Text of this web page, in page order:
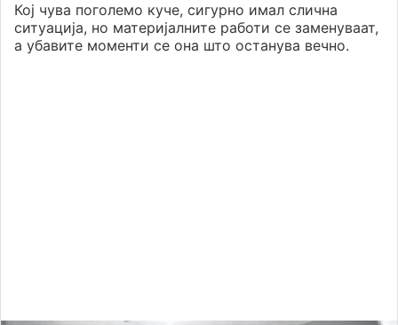
Кој чува поголемо куче, сигурно имал слична
ситуација, но материјалните работи се заменуваат,
а убавите моменти се она што останува вечно.